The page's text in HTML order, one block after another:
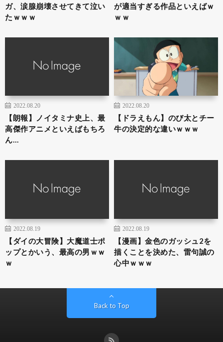
ガ、涙腺崩壊させてきて泣い
たｗｗｗ
が適当すぎる作品といえばｗ
ｗｗ
2022.08.20
【朗報】ノイタミナ史上、最
高傑作アニメといえばもちろ
ん…
2022.08.20
【ドラえもん】のび太とチー
牛の決定的な違いｗｗｗ
2022.08.19
【ダイの大冒険】大魔道士ポ
ップとかいう、最高の男ｗｗ
ｗ
2022.08.19
【漫画】金色のガッシュ2を
描くことを決めた、雷句誠の
心中ｗｗｗ
Back to Top